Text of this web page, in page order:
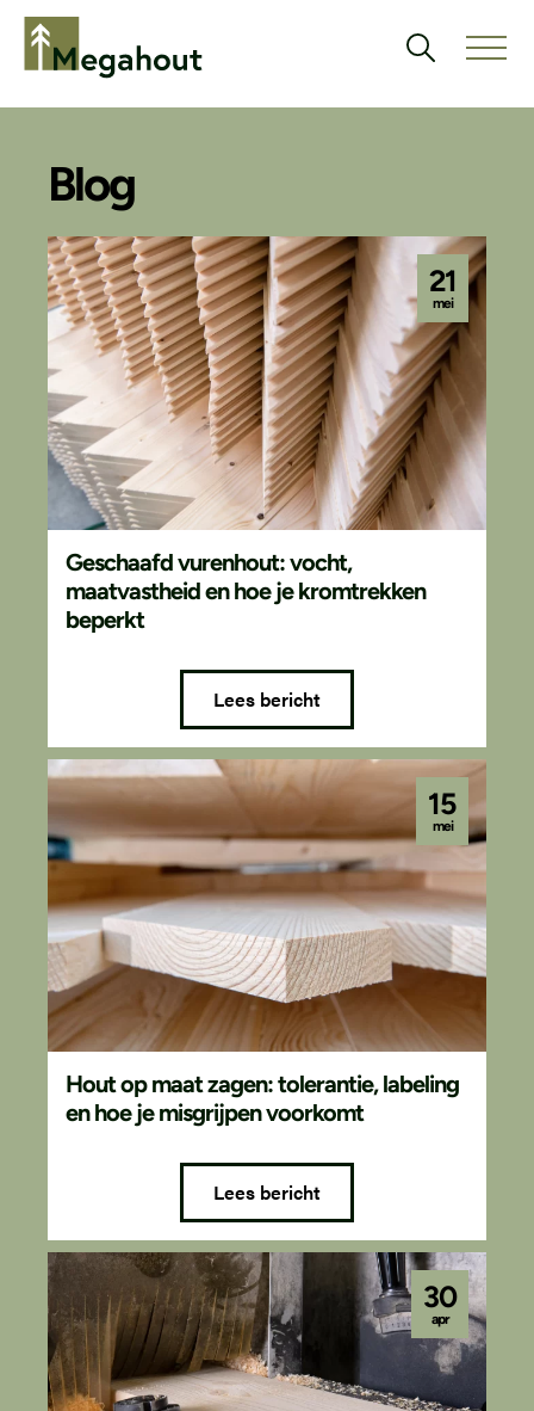
Blog
21
mei
Geschaafd vurenhout: vocht,
maatvastheid en hoe je kromtrekken
beperkt
Lees bericht
15
mei
Hout op maat zagen: tolerantie, labeling
en hoe je misgrijpen voorkomt
Lees bericht
30
apr